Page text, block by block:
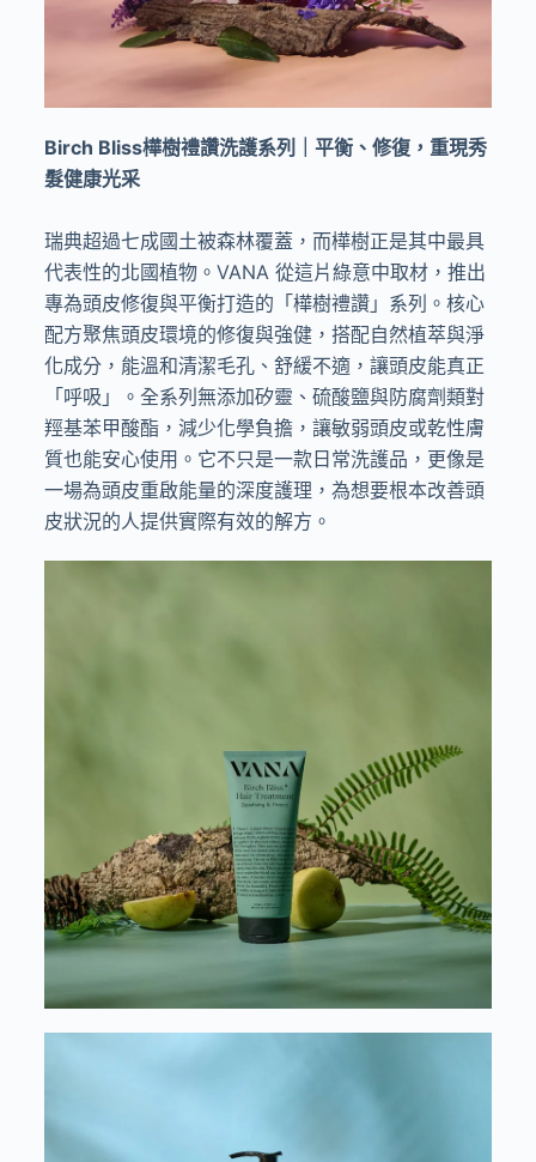
Birch Bliss樺樹禮讚洗護系列｜平衡、修復，重現秀
髮健康光采
瑞典超過七成國土被森林覆蓋，而樺樹正是其中最具
代表性的北國植物。 VANA 從這片綠意中取材，推出
專為頭皮修復與平衡打造的「樺樹禮讚」系列。核心
配方聚焦頭皮環境的修復與強健，搭配自然植萃與淨
化成分，能溫和清潔毛孔、舒緩不適，讓頭皮能真正
「呼吸」。全系列無添加矽靈、硫酸鹽與防腐劑類對
羥基苯甲酸酯，減少化學負擔，讓敏弱頭皮或乾性膚
質也能安心使用。它不只是一款日常洗護品，更像是
一場為頭皮重啟能量的深度護理，為想要根本改善頭
皮狀況的人提供實際有效的解方。